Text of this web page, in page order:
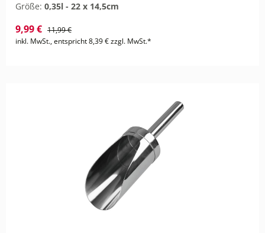
Größe: 0,35l - 22 x 14,5cm
9,99 € 11,99 €
inkl. MwSt., entspricht 8,39 € zzgl. MwSt.*